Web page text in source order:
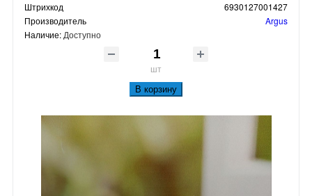
Штрихкод
6930127001427
Производитель
Argus
Наличие: Доступно
шт
В корзину